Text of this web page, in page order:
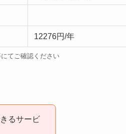
12276円/年
てご確認ください
るサービ